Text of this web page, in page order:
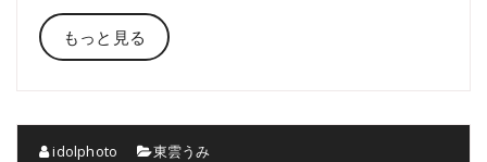
もっと見る
idolphoto 東雲うみ